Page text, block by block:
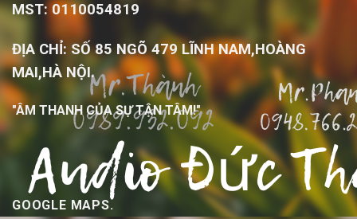
MST: 0110054819
ĐỊA CHỈ: SỐ 85 NGÕ 479 LĨNH NAM,HOÀNG
MAI,HÀ NỘI.
"ÂM THANH CỦA SỰ TẬN TÂM!"
GOOGLE MAPS.